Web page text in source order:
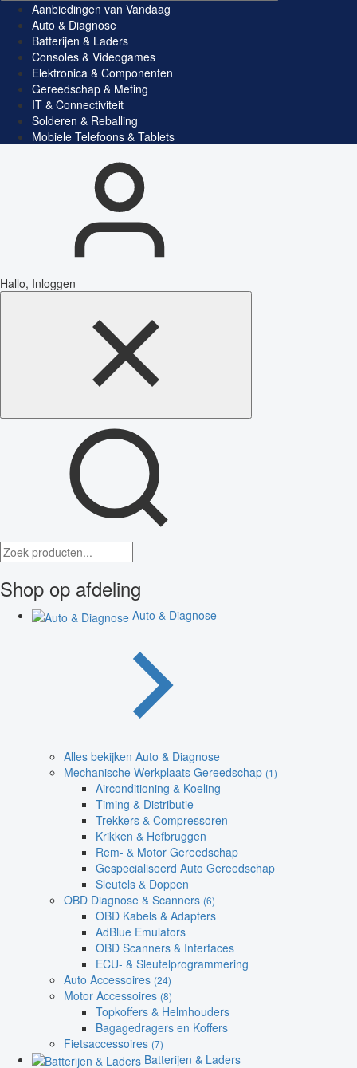
Aanbiedingen van Vandaag
Auto & Diagnose
Batterijen & Laders
Consoles & Videogames
Elektronica & Componenten
Gereedschap & Meting
IT & Connectiviteit
Solderen & Reballing
Mobiele Telefoons & Tablets
Hallo, Inloggen
Shop op afdeling
Auto & Diagnose
Alles bekijken Auto & Diagnose
Mechanische Werkplaats Gereedschap (1)
Airconditioning & Koeling
Timing & Distributie
Trekkers & Compressoren
Krikken & Hefbruggen
Rem- & Motor Gereedschap
Gespecialiseerd Auto Gereedschap
Sleutels & Doppen
OBD Diagnose & Scanners (6)
OBD Kabels & Adapters
AdBlue Emulators
OBD Scanners & Interfaces
ECU- & Sleutelprogrammering
Auto Accessoires (24)
Motor Accessoires (8)
Topkoffers & Helmhouders
Bagagedragers en Koffers
Fietsaccessoires (7)
Batterijen & Laders